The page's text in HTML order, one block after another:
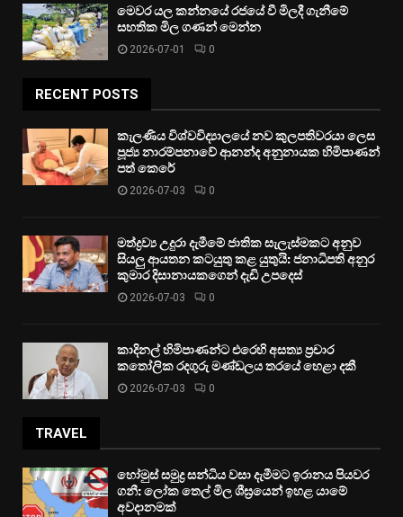
මෙවර යල කන්නයේ රජයේ වී මිලදී ගැනීමේ
සහතික මිල ගණන් මෙන්න
2026-07-01 0
RECENT POSTS
කැලණිය විශ්වවිද්‍යාලයේ නව කුලපතිවරයා ලෙස
පූජ්‍ය නාරම්පනාවේ ආනන්ද අනුනායක හිමිපාණන්
පත් කෙරේ
2026-07-03 0
මත්ද්‍රව්‍ය උදුරා දැමීමේ ජාතික සැලැස්මකට අනුව
සියලු ආයතන කටයුතු කළ යුතුයි: ජනාධිපති අනුර
කුමාර දිසානායකගෙන් දැඩි උපදෙස්
2026-07-03 0
කාදිනල් හිමිපාණන්ට එරෙහි අසත්‍ය ප්‍රචාර
කතෝලික රදගුරු මණ්ඩලය තරයේ හෙළා දකී
2026-07-03 0
TRAVEL
හෝමුස් සමුද්‍ර සන්ධිය වසා දැමීමට ඉරානය පියවර
ගනී: ලෝක තෙල් මිල ශීඝ්‍රයෙන් ඉහළ යාමේ
අවදානමක්